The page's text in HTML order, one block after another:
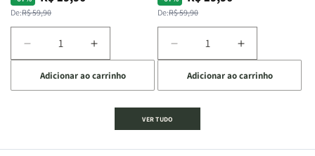
normal
De:R$ 59,90
promocional
Diminuir
a
quantidade
de
Cartas
Aumentar
a
quantidade
de
Jogo
Cartas
Adicionar ao carrinho
normal
De:R$ 59,90
promocional
Diminuir
a
quantidade
de
Jogo
|
Aumentar
a
quantidade
de
|
Adicionar ao carrinho
VER TUDO